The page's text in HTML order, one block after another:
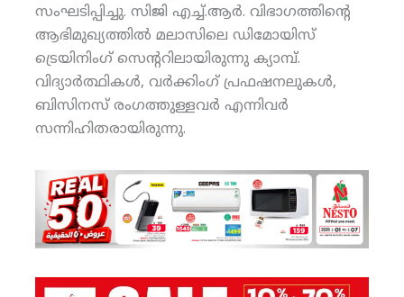
സംഘടിപ്പിച്ചു. സിജി എച്ച്.ആര്‍. വിഭാഗത്തിന്റെ
ആഭിമുഖ്യത്തില്‍ മലാസിലെ ഡിമോയിസ്
ട്രെയിനിംഗ് സെന്ററിലായിരുന്നു ക്യാമ്പ്.
വിദ്യാര്‍ത്ഥികള്‍, വര്‍ക്കിംഗ് പ്രഫഷനലുകള്‍,
ബിസിനസ് രംഗത്തുള്ളവര്‍ എന്നിവര്‍
സന്നിഹിതരായിരുന്നു.